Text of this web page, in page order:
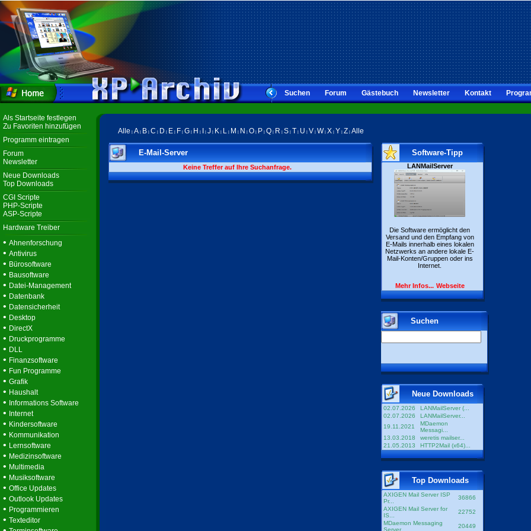
Suchen Forum Gästebuch Newsletter Kontakt
Als Startseite festlegen
Zu Favoriten hinzufügen
Programm eintragen
Forum
Newsletter
Neue Downloads
Top Downloads
CGI Scripte
PHP-Scripte
ASP-Scripte
Hardware Treiber
• Ahnenforschung
• Antivirus
• Bürosoftware
• Bausoftware
• Datei-Management
• Datenbank
• Datensicherheit
• Desktop
• DirectX
• Druckprogramme
• DLL
• Finanzsoftware
• Fun Programme
• Grafik
• Haushalt
• Informations Software
• Internet
• Kindersoftware
• Kommunikation
• Lernsoftware
• Medizinsoftware
• Multimedia
• Musiksoftware
• Office Updates
• Outlook Updates
• Programmieren
• Texteditor
Alle A B C D E F G H J K L M N O P Q R S T U V W X Y Z Alle
E-Mail-Server
Keine Treffer auf Ihre Suchanfrage.
Software-Tipp
LANMailServer
Die Software ermöglicht den
Versand und den Empfang von
E-Mails innerhalb eines lokalen
Netzwerks an andere lokale E-
Mail-Konten/Gruppen oder ins
Internet.
Mehr Infos... Webseite
Suchen
Neue Downloads
02.07.2026
LANMailServer (...
02.07.2026
LANMailServer...
19.11.2021
MDaemon
Messagi...
13.03.2018
weretis mailser...
21.05.2013
HTTP2Mail (x64)...
Top Downloads
AXIGEN Mail Server ISP
Pr...
36866
AXIGEN Mail Server for
IS...
22752
MDaemon Messaging
Server...
20449